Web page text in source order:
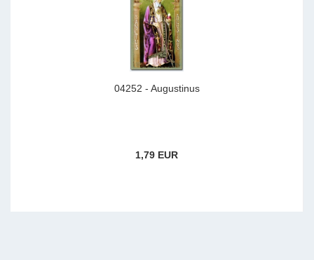
04252 - Augustinus
1,79 EUR